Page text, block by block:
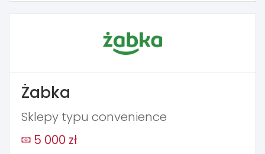
Żabka
Sklepy typu convenience
5 000 zł